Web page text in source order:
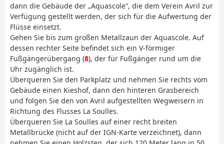
dann die Gebäude der „Aquascole“, die dem Verein Avril zur
Verfügung gestellt werden, der sich für die Aufwertung der
Flüsse einsetzt.
Gehen Sie bis zum großen Metallzaun der Aquascole. Auf
dessen rechter Seite befindet sich ein V-förmiger
Fußgängerübergang (8), der für Fußgänger rund um die
Uhr zugänglich ist.
Überqueren Sie den Parkplatz und nehmen Sie rechts vom
Gebäude einen Kieshof, dann den hinteren Grasbereich
und folgen Sie den von Avril aufgestellten Wegweisern in
Richtung des Flusses La Soulles.
Überqueren Sie La Soulles auf einer recht breiten
Metallbrücke (nicht auf der IGN-Karte verzeichnet), dann